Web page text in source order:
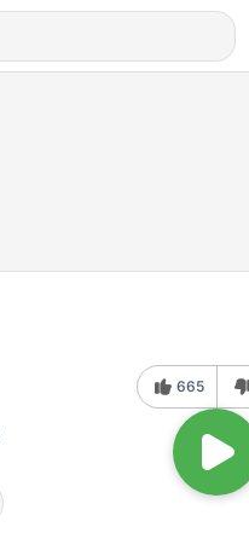
665